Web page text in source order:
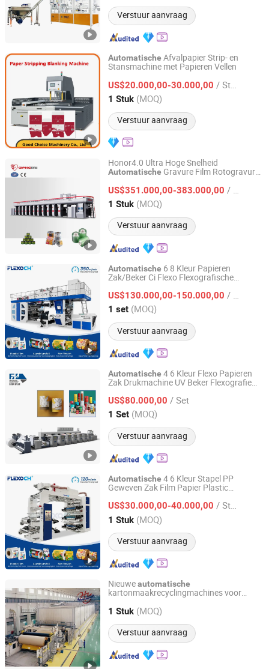
Verstuur aanvraag
Automatische Afvalpapier Strip- en
Stansmachine met Papieren Vellen
US$20.000,00-30.000,00 / Stuk
1 Stuk (MOQ)
Verstuur aanvraag
Good Choice Machinery Co., Ltd
Jiangsu, China Sinds 2024
Honor4.0 Ultra Hoge Snelheid
Automatische Gravure Film Rotogravure
US$351.000,00-383.000,00 / Stuk
1 Stuk (MOQ)
Verstuur aanvraag
Zhejiang Ounuo Machinery Tech.Co.,Ltd
Zhejiang, China Sinds 2011
Automatische 6 8 Kleur Papieren
Zak/Beker Ci Flexo Flexografische
US$130.000,00-150.000,00 / set
1 set (MOQ)
Verstuur aanvraag
WENZHOU CHANGHONG PRINTING MACHINE CO., LTD.
Zhejiang, China Sinds 2010
Automatische 4 6 Kleur Flexo Papieren
Zak Drukmachine UV Beker Flexografie
Geweven Verpakkingsprinter Plastic
Verpakkingsdoos Pers
US$80.000,00 / Set
1 Set (MOQ)
Verstuur aanvraag
Wenzhou Fengming Machinery Co., Ltd.
Zhejiang, China Sinds 2006
Automatische 4 6 Kleur Stapel PP
Geweven Zak Film Papier Plastic
Drukmachine Prijs
US$30.000,00-40.000,00 / Stuk
1 Stuk (MOQ)
Verstuur aanvraag
WENZHOU CHANGHONG PRINTING MACHINE CO., LTD.
Zhejiang, China Sinds 2010
Nieuweautomatische
kartonmaakrecyclingmachines voor
golfkartonmachine fabricage
1 Stuk (MOQ)
Verstuur aanvraag
Qinyang Haiyang Paper Machinery Co., Ltd. Zhengzhou
Branch
Henan, China Sinds 2013